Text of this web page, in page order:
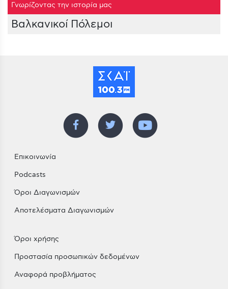
Γνωρίζοντας την ιστορία μας
Βαλκανικοί Πόλεμοι
Επικοινωνία
Podcasts
Όροι Διαγωνισμών
Αποτελέσματα Διαγωνισμών
Όροι χρήσης
Προστασία προσωπικών δεδομένων
Αναφορά προβλήματος